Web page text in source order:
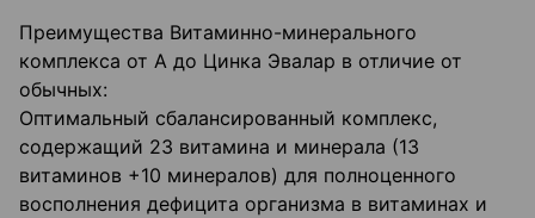
Преимущества Витаминно-минерального
комплекса от А до Цинка Эвалар в отличие от
обычных:
Оптимальный сбалансированный комплекс,
содержащий 23 витамина и минерала (13
витаминов +10 минералов) для полноценного
восполнения дефицита организма в витаминах и